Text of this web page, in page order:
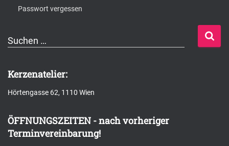
Passwort vergessen
S
h
e
n
a
Suchen …
Kerzenatelier:
Hörtengasse 62, 1110 Wien
ÖFFNUNGSZEITEN - nach vorheriger
Terminvereinbarung!